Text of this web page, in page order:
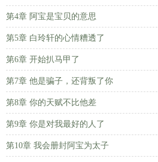
第4章 阿宝是宝贝的意思
第5章 白玲轩的心情糟透了
第6章 开始扒马甲了
第7章 他是骗子，还背叛了你
第8章 你的天赋不比他差
第9章 你是对我最好的人了
第10章 我会册封阿宝为太子